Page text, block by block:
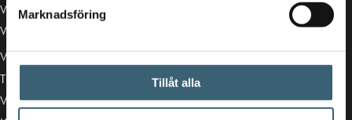
Marknadsföring
Tillåt alla
Vardagar 07.00 - 16.00
Viktiga länkar
Villkor & integritetspolicy
Tillgänglighetsredogörelse
Vårt sortiment